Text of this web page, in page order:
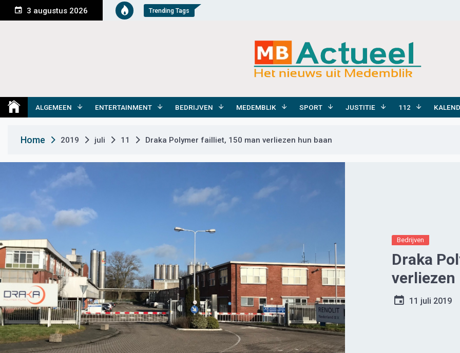
n
e
3 augustus 2026 Trending Tags
Medemblik Actueel
ALGEMEEN ENTERTAINMENT BEDRIJVEN MEDEMBLIK SPORT JUSTITIE 112
Home 2019 juli 11 Draka Polymer failliet, 150 man verliezen hun baan
Bedrijven
Draka
verliezen
11 juli 2019